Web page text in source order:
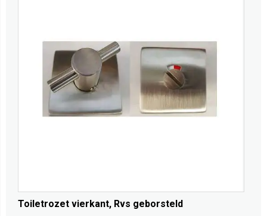
Toiletrozet vierkant, Rvs geborsteld